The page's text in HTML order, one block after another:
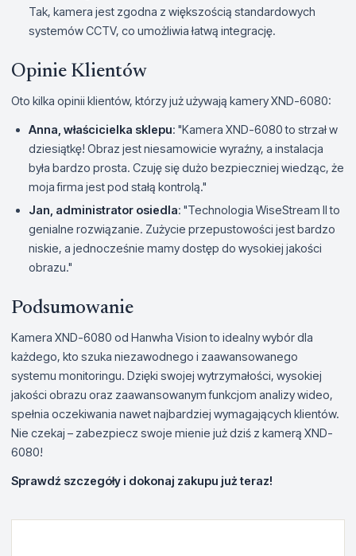
Tak, kamera jest zgodna z większością standardowych
systemów CCTV, co umożliwia łatwą integrację.
Opinie Klientów
Oto kilka opinii klientów, którzy już używają kamery XND-6080:
Anna, właścicielka sklepu: "Kamera XND-6080 to strzał w
dziesiątkę! Obraz jest niesamowicie wyraźny, a instalacja
była bardzo prosta. Czuję się dużo bezpieczniej wiedząc, że
moja firma jest pod stałą kontrolą."
Jan, administrator osiedla: "Technologia WiseStream II to
genialne rozwiązanie. Zużycie przepustowości jest bardzo
niskie, a jednocześnie mamy dostęp do wysokiej jakości
obrazu."
Podsumowanie
Kamera XND-6080 od Hanwha Vision to idealny wybór dla
każdego, kto szuka niezawodnego i zaawansowanego
systemu monitoringu. Dzięki swojej wytrzymałości, wysokiej
jakości obrazu oraz zaawansowanym funkcjom analizy wideo,
spełnia oczekiwania nawet najbardziej wymagających klientów.
Nie czekaj – zabezpiecz swoje mienie już dziś z kamerą XND-
6080!
Sprawdź szczegóły i dokonaj zakupu już teraz!